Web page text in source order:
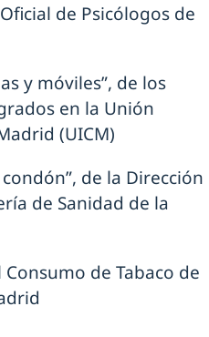
de Psicólogos de
y móviles”, de los
en la Unión
(UICM)
de la Dirección
de Sanidad de la
de Tabaco de